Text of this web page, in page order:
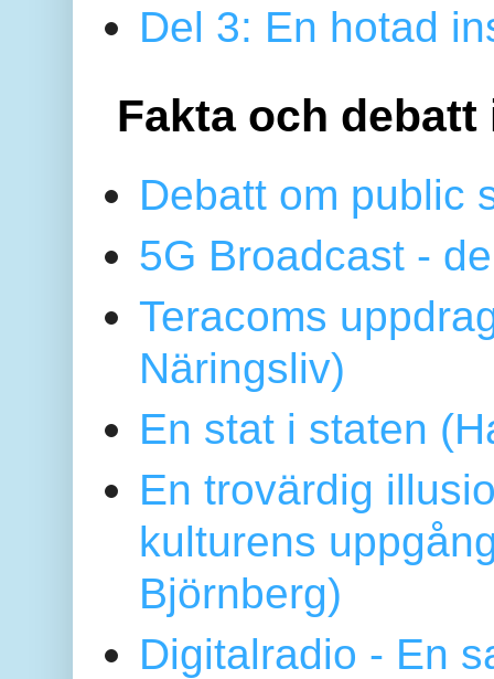
Del 3: En hotad
Fakta och debatt
Debatt om public
5G Broadcast -
Teracoms
Näringsliv)
En stat i staten
En trovärdig
kulturens
Björnberg)
Digitalradio - En